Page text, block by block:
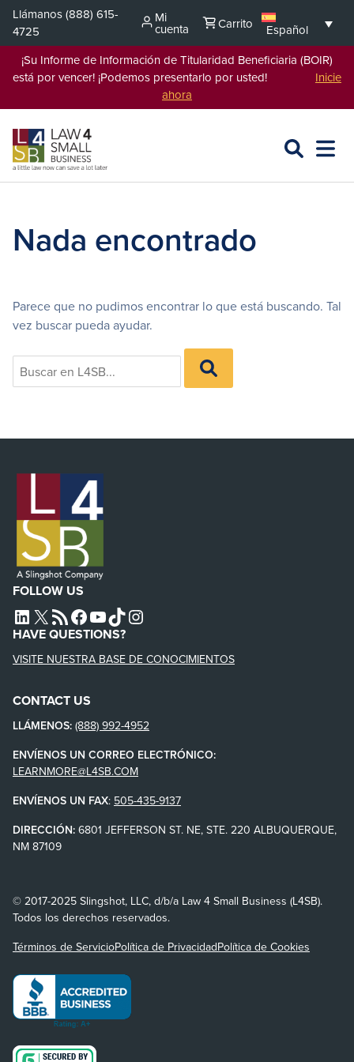
Saltar
contenido
Llámanos(888) 615-
4725
Mi
cuenta Carrito
Español
¡Su Informe de Información de Titularidad Beneficiaria (BOIR)
está por vencer! ¡Podemos presentarlo por usted! Inicie
ahora
BUSCAR
L4SB
ABRIR
Nada encontrado
Parece que no pudimos encontrar lo que está buscando. Tal
vez buscar pueda ayudar.
Search
for:
BUSCAR
EN
L4SB
FOLLOW US
L4SB LINKEDIN
X L4SB RSS FEEDL4SB FACEBOOK
L4SB YOUTUBE
TIKTOKINSTAGRAM
HAVE QUESTIONS?
VISITE NUESTRA BASE DE CONOCIMIENTOS
CONTACT US
LLÁMENOS: (888) 992-4952
ENVÍENOS UN CORREO ELECTRÓNICO:
LEARNMORE@L4SB.COM
ENVÍENOS UN FAX: 505-435-9137
DIRECCIÓN: 6801 JEFFERSON ST. NE, STE. 220 ALBUQUERQUE,
NM 87109
© 2017-2025 Slingshot, LLC, d/b/a Law 4 Small Business (L4SB).
Todos los derechos reservados.
Términos de ServicioPolítica de PrivacidadPolítica de Cookies